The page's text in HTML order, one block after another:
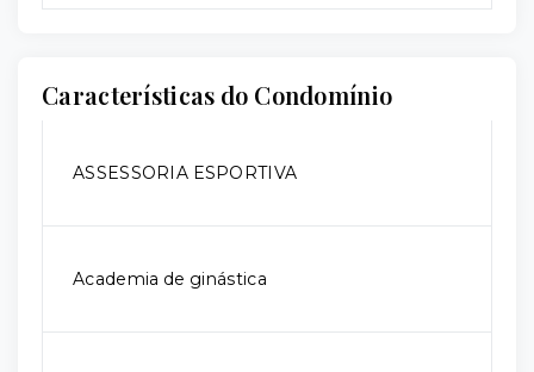
Características do Condomínio
ASSESSORIA ESPORTIVA
Academia de ginástica